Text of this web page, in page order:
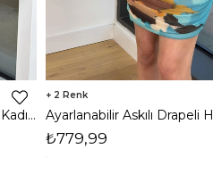
Kruvaze Yaka Yarım Kol Eteği Volanlı Kadın Siyah Saten Mini Elbise 24Y300
2
₺779,99